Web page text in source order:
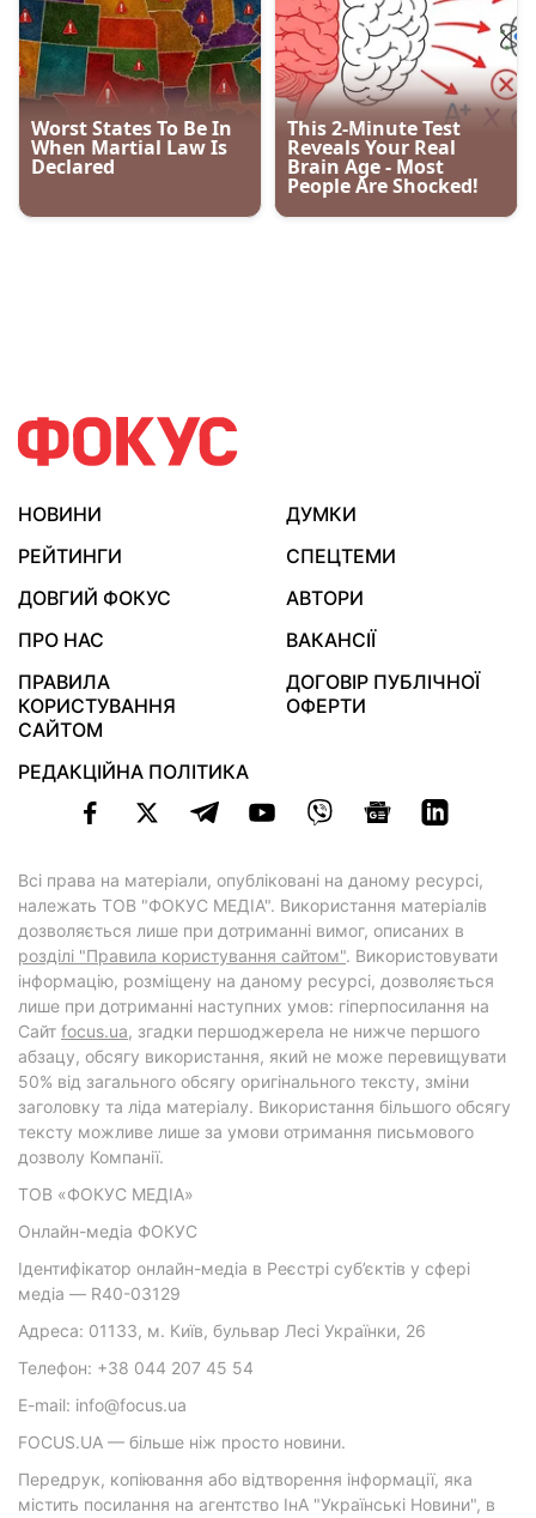
НОВИНИ
ДУМКИ
РЕЙТИНГИ
СПЕЦТЕМИ
ДОВГИЙ ФОКУС
АВТОРИ
ПРО НАС
ВАКАНСІЇ
ПРАВИЛА
КОРИСТУВАННЯ
САЙТОМ
ДОГОВІР ПУБЛІЧНОЇ
ОФЕРТИ
РЕДАКЦІЙНА ПОЛІТИКА
Всі права на матеріали, опубліковані на даному ресурсі,
належать ТОВ "ФОКУС МЕДІА". Використання матеріалів
дозволяється лише при дотриманні вимог, описаних в
розділі "Правила користування сайтом". Використовувати
інформацію, розміщену на даному ресурсі, дозволяється
лише при дотриманні наступних умов: гіперпосилання на
Cайт focus.ua, згадки першоджерела не нижче першого
абзацу, обсягу використання, який не може перевищувати
50% від загального обсягу оригінального тексту, зміни
заголовку та ліда матеріалу. Використання більшого обсягу
тексту можливе лише за умови отримання письмового
дозволу Компанії.
ТОВ «ФОКУС МЕДІА»
Онлайн-медіа ФОКУС
Ідентифікатор онлайн-медіа в Реєстрі суб’єктів у сфері
медіа — R40-03129
Адреса: 01133, м. Київ, бульвар Лесі Українки, 26
Телефон: +38 044 207 45 54
E-mail: info@focus.ua
FOCUS.UA — більше ніж просто новини.
Передрук, копіювання або відтворення інформації, яка
містить посилання на агентство ІнА "Українські Новини", в